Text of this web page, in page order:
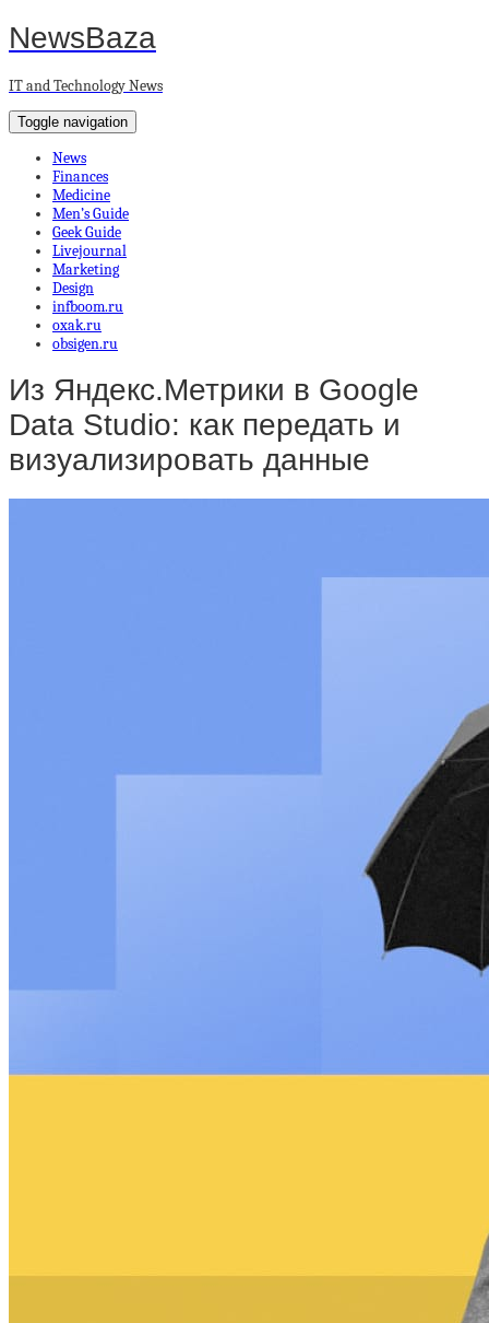
NewsBaza
IT and Technology News
Toggle navigation
News
Finances
Medicine
Men’s Guide
Geek Guide
Livejournal
Marketing
Design
infboom.ru
oxak.ru
obsigen.ru
Из Яндекс.Метрики в Google
Data Studio: как передать и
визуализировать данные